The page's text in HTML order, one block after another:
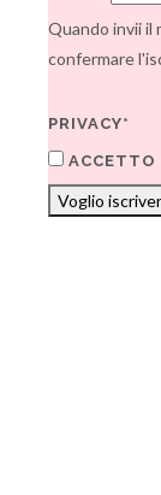
Quando invii il
confermare
PRIVACY*
ACCETTO
Voglio